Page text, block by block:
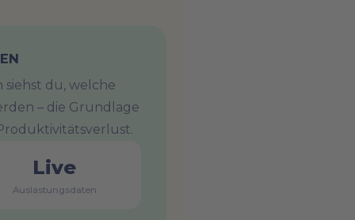
du, welche
– die Grundlage
Live
Auslastungsdaten